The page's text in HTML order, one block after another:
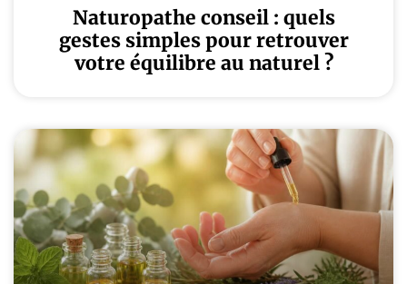
Naturopathe conseil : quels
gestes simples pour retrouver
votre équilibre au naturel ?